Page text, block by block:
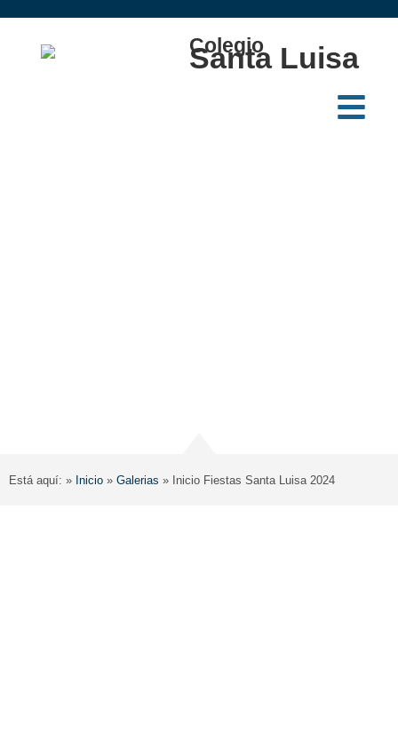
Colegio
Santa Luisa
Está aquí: » Inicio » Galerias » Inicio Fiestas Santa Luisa 2024